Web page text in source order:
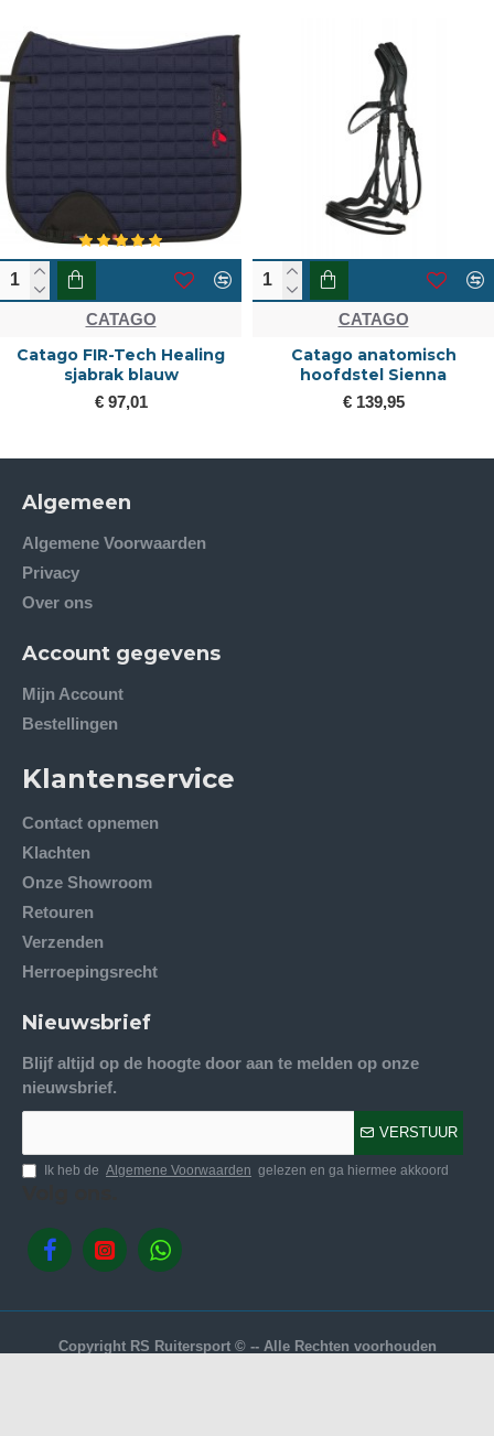
CATAGO
Catago FIR-Tech Healing
sjabrak blauw
€ 97,01
CATAGO
Catago anatomisch
hoofdstel Sienna
€ 139,95
Algemeen
Algemene Voorwaarden
Privacy
Over ons
Account gegevens
Mijn Account
Bestellingen
Klantenservice
Contact opnemen
Klachten
Onze Showroom
Retouren
Verzenden
Herroepingsrecht
Nieuwsbrief
Blijf altijd op de hoogte door aan te melden op onze
nieuwsbrief.
VERSTUUR
Ik heb de Algemene Voorwaarden gelezen en ga hiermee akkoord
Copyright RS Ruitersport © -- Alle Rechten voorhouden